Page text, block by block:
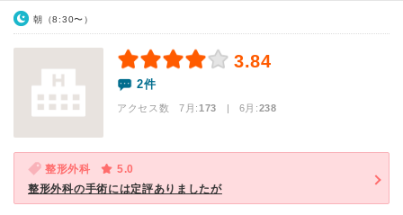
朝（8:30〜）
3.84
2件
アクセス数 7月:173 | 6月:238
整形外科
5.0
整形外科の手術には定評ありましたが